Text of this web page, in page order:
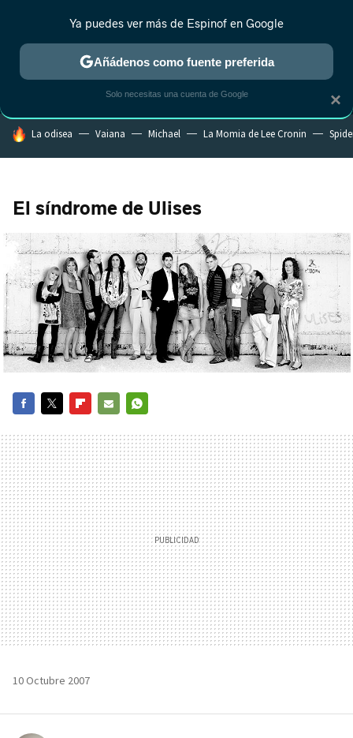
MENÚ NUEVO
ESTRENOS REALITY ANIME RANKINGS CINE
HOY SE HABLA DE
La odisea Vaiana Michael La Momia de Lee Cronin
El síndrome de Ulises
MAIL
10 Octubre 2007
×
Ya puedes ver más de Espinof en Google
Añádenos como fuente preferida
Solo necesitas una cuenta de Google